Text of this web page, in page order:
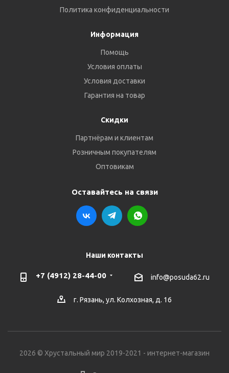
Политика конфиденциальности
Информация
Помощь
Условия оплаты
Условия доставки
Гарантия на товар
Скидки
Партнёрам и клиентам
Розничным покупателям
Оптовикам
Оставайтесь на связи
Наши контакты
+7 (4912) 28-44-00 info@posuda62.ru
г. Рязань, ул. Колхозная, д. 16
2026 © Хрустальный мир 2019-2021 - интернет-магазин